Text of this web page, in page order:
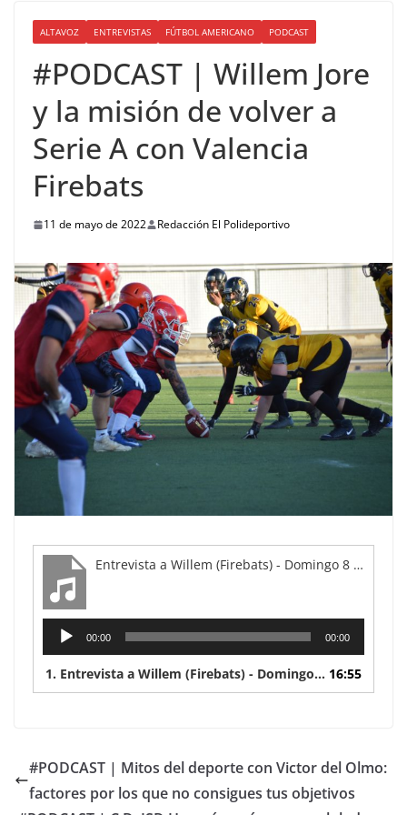
ALTAVOZ ENTREVISTAS FÚTBOL AMERICANO PODCAST
#PODCAST | Willem Jore
y la misión de volver a
Serie A con Valencia
Firebats
11 de mayo de 2022 Redacción El Polideportivo
Entrevista a Willem (Firebats) - Domingo 8 de mayo
Reproductor
00:00 00:00
1. Entrevista a Willem (Firebats) - Domingo 8 de mayo 16:55
#PODCAST | Mitos del deporte con Victor del Olmo:
factores por los que no consigues tus objetivos